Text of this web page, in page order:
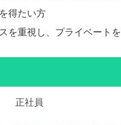
得たい方
を重視し、プライベート
正社員